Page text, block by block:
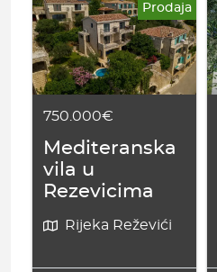
Prodaja
750.000€
Mediteranska
vila u
Rezevicima
Rijeka Reževići